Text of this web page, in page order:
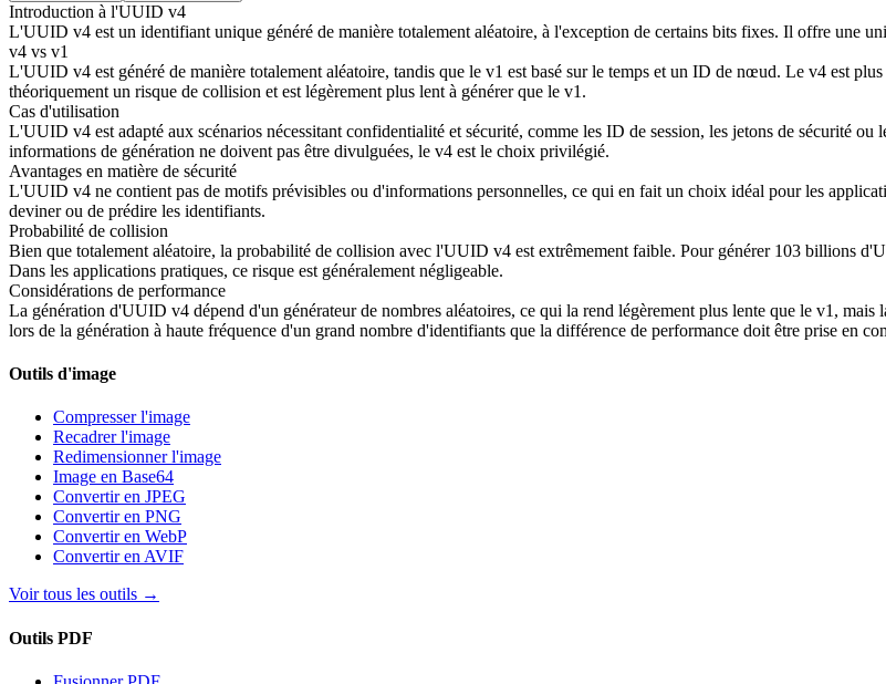
Introduction à l'UUID v4
L'UUID v4 est un identifiant unique généré de manière totalement aléatoire, à l'exception de certains bits fixes. Il offre une
v4 vs v1
L'UUID v4 est généré de manière totalement aléatoire, tandis que le v1 est basé sur le temps et un ID de nœud. Le v4 est
théoriquement un risque de collision et est légèrement plus lent à générer que le v1.
Cas d'utilisation
L'UUID v4 est adapté aux scénarios nécessitant confidentialité et sécurité, comme les ID de session, les jetons de sécurité
informations de génération ne doivent pas être divulguées, le v4 est le choix privilégié.
Avantages en matière de sécurité
L'UUID v4 ne contient pas de motifs prévisibles ou d'informations personnelles, ce qui en fait un choix idéal pour les
deviner ou de prédire les identifiants.
Probabilité de collision
Bien que totalement aléatoire, la probabilité de collision avec l'UUID v4 est extrêmement faible. Pour générer 103 billions
Dans les applications pratiques, ce risque est généralement négligeable.
Considérations de performance
La génération d'UUID v4 dépend d'un générateur de nombres aléatoires, ce qui la rend légèrement plus lente que le v1,
lors de la génération à haute fréquence d'un grand nombre d'identifiants que la différence de performance doit être prise en
Outils d'image
Compresser l'image
Recadrer l'image
Redimensionner l'image
Image en Base64
Convertir en JPEG
Convertir en PNG
Convertir en WebP
Convertir en AVIF
Voir tous les outils →
Outils PDF